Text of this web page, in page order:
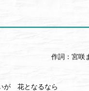
作詞：宮咲
が 花となるなら